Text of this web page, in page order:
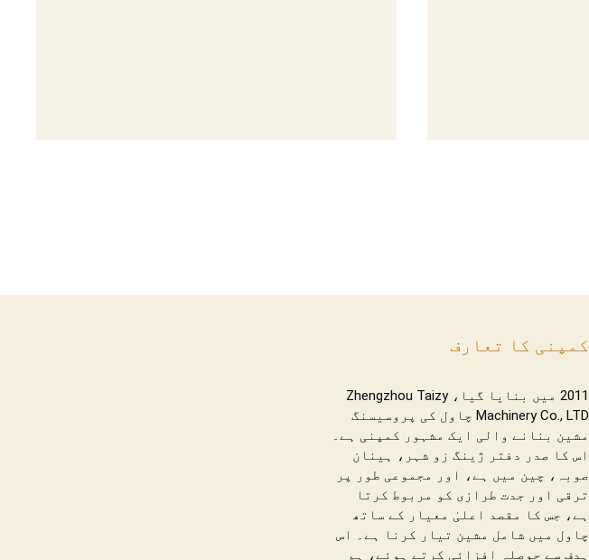
کمپنی کا تعارف
2011 میں بنایا گیا، Zhengzhou Taizy
Machinery Co., LTD چاول کی پروسیسنگ
مشین بنانے والی ایک مشہور کمپنی ہے۔
اس کا صدر دفتر ژینگ زو شہر، ہینان
صوبہ، چین میں ہے، اور مجموعی طور پر
ترقی اور جدت طرازی کو مربوط کرتا
ہے، جس کا مقصد اعلیٰ معیار کے ساتھ
چاول میں شامل مشین تیار کرنا ہے۔ اس
ہدف سے حوصلہ افزائی کرتے ہوئے، ہم